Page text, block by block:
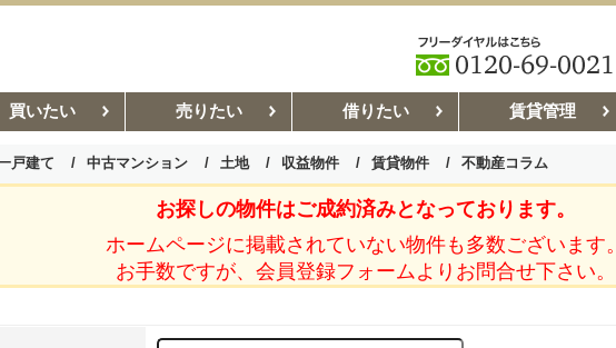
買いたい 売りたい 借りたい 賃貸管理
戸建て 中古マンション 土地 収益物件 賃貸物件 不動産コラム
お部屋探しコラム 賃貸管理コラム
お探しの物件はご成約済みとなっております。
ホームページに掲載されていない物件も多数ございます。
お手数ですが、会員登録フォームよりお問合せ下さい。